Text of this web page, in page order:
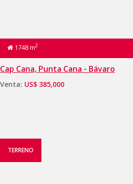
1748 m2
Cap Cana, Punta Cana - Bávaro
Venta: US$ 385,000
TERRENO